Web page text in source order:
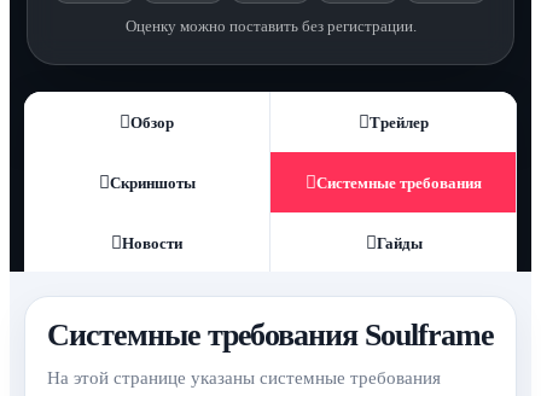
Оценку можно поставить без регистрации.
Обзор Трейлер
Скриншоты Системные требования
Новости Гайды
Системные требования Soulframe
На этой странице указаны системные требования